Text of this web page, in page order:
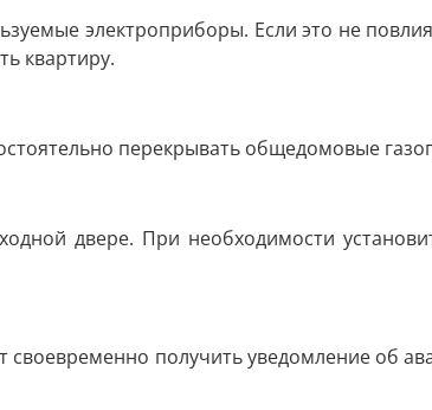
электроприборы. Если это не
квартиру.
перекрывать общедомовые
дверe. При необходимости
своевременно получить уведомление об